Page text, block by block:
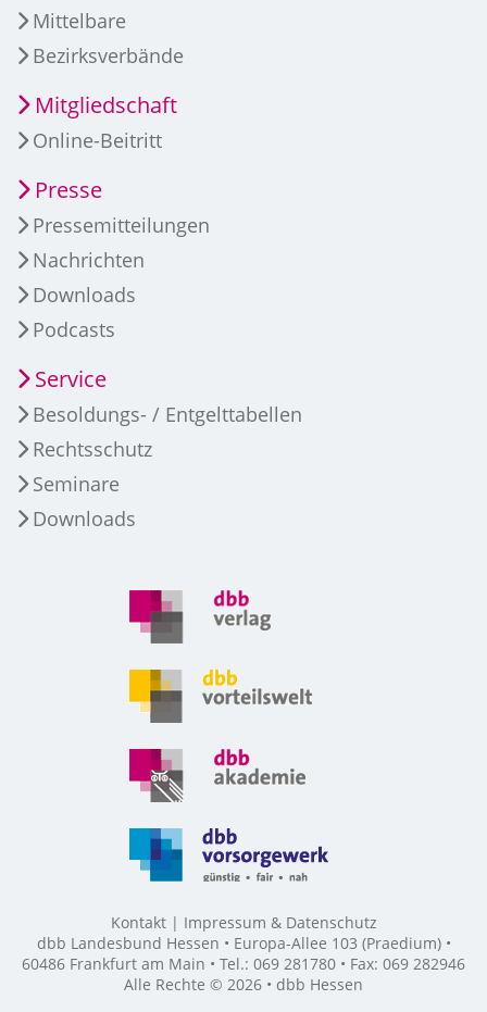
Mittelbare
Bezirksverbände
Mitgliedschaft
Online-Beitritt
Presse
Pressemitteilungen
Nachrichten
Downloads
Podcasts
Service
Besoldungs- / Entgelttabellen
Rechtsschutz
Seminare
Downloads
Kontakt
Impressum & Datenschutz
dbb Landesbund Hessen • Europa-Allee 103 (Praedium) •
60486 Frankfurt am Main • Tel.: 069 281780 • Fax: 069 282946
Alle Rechte © 2026 • dbb Hessen